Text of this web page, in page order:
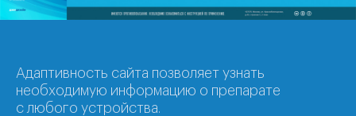
Адаптивность сайта позволяет узнать
необходимую информацию о препарате
с любого устройства.